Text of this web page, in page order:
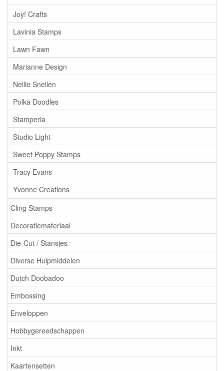
Joy! Crafts
Lavinia Stamps
Lawn Fawn
Marianne Design
Nellie Snellen
Polka Doodles
Stamperia
Studio Light
Sweet Poppy Stamps
Tracy Evans
Yvonne Creations
Cling Stamps
Decoratiemateriaal
Die-Cut / Stansjes
Diverse Hulpmiddelen
Dutch Doobadoo
Embossing
Enveloppen
Hobbygereedschappen
Inkt
Kaartensetten